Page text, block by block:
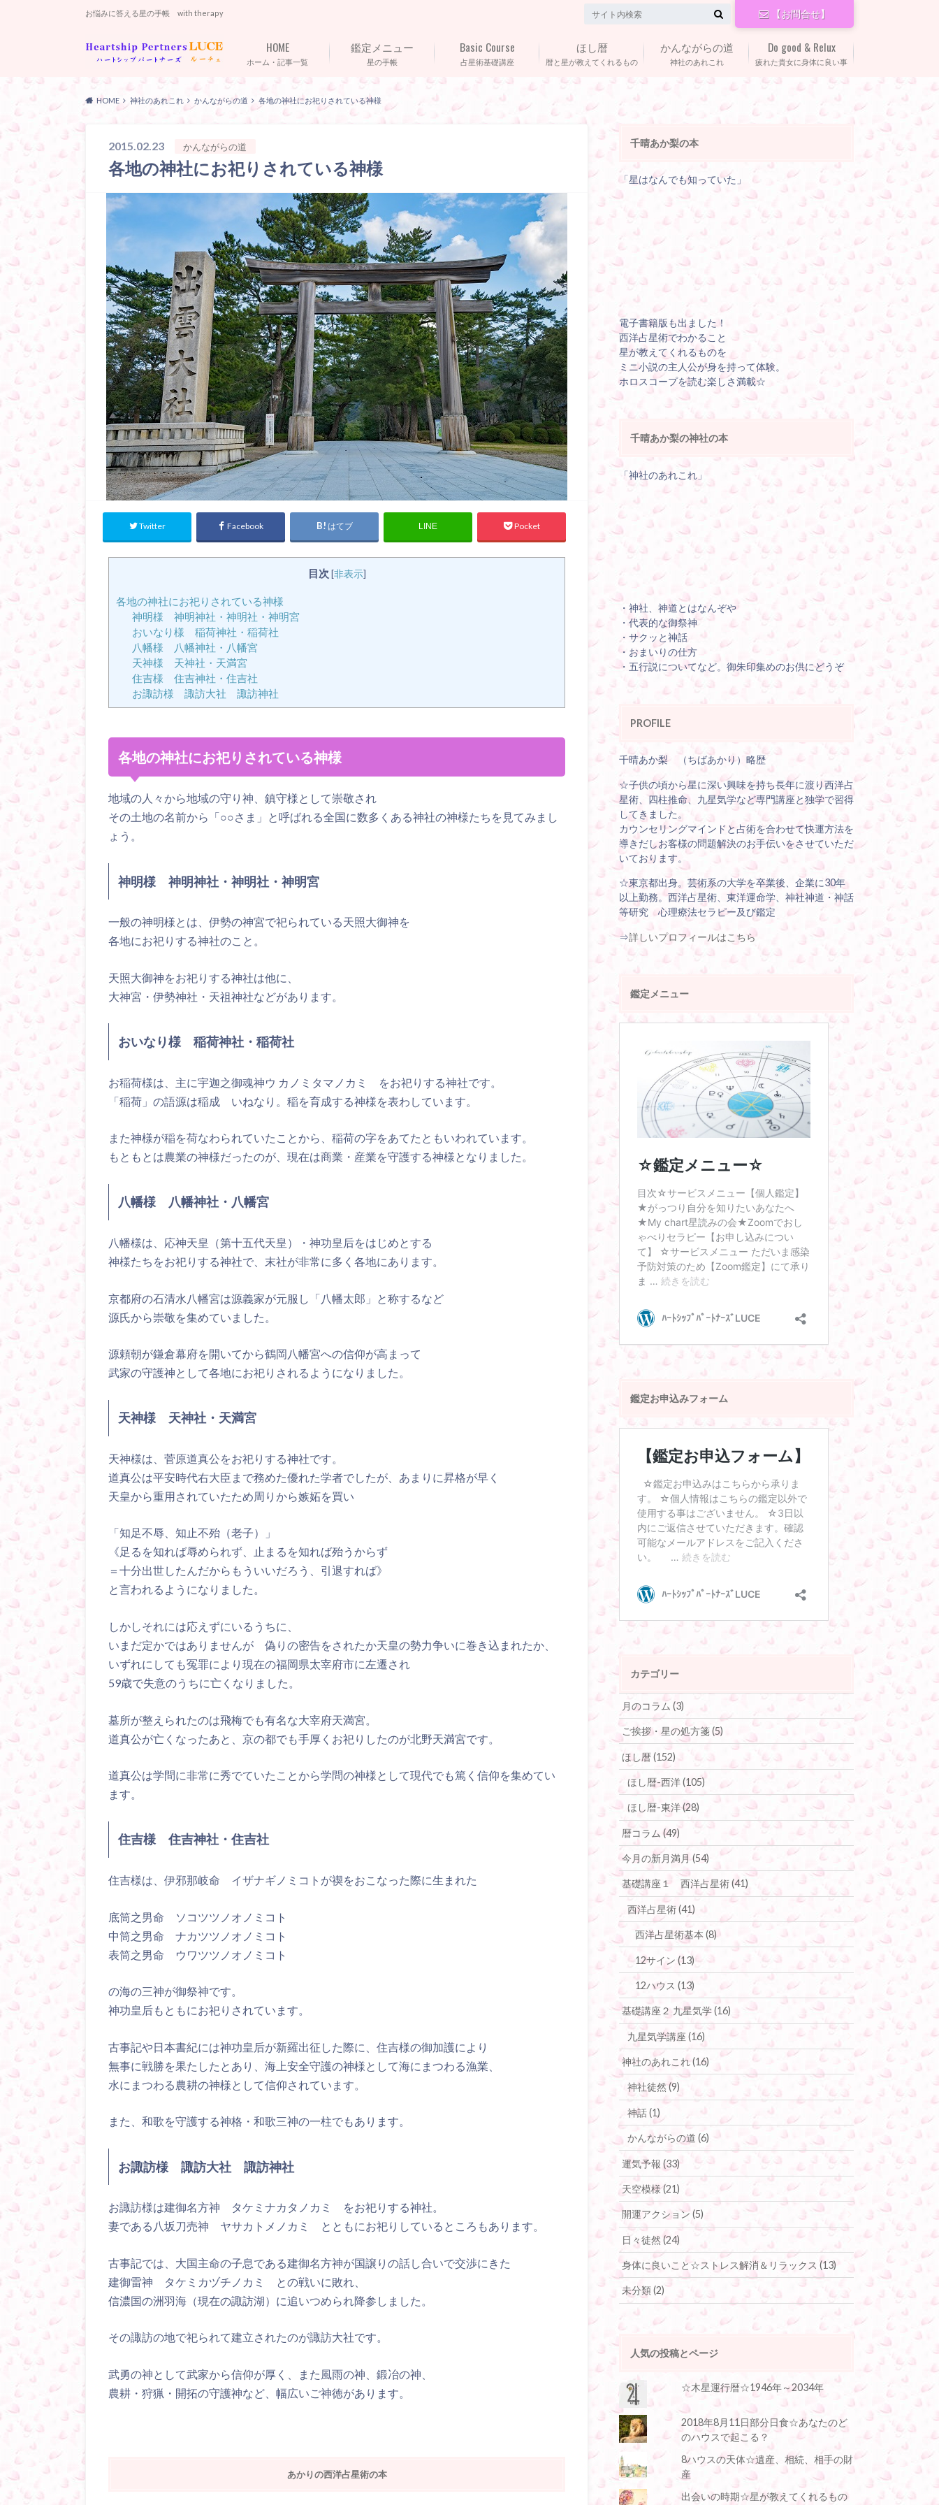
お悩みに答える星の手帳 with therapy 【お問合せ】
ホーム・記事一覧
HOME
星の手帳
鑑定メニュー
占星術基礎講座
Basic Course
暦と星が教えてくれるもの
ほし暦
神社のあれこれ
かんながらの道
疲れた貴女に身体に良い事
Do good & Relux
HOME 神社のあれこれ かんながらの道 各地の神社にお祀りされている神様
2015.02.23 かんながらの道
各地の神社にお祀りされている神様
Twitter Facebook はてブ LINE Pocket
目次 [非表示]
各地の神社にお祀りされている神様
神明様 神明神社・神明社・神明宮
おいなり様 稲荷神社・稲荷社
八幡様 八幡神社・八幡宮
天神様 天神社・天満宮
住吉様 住吉神社・住吉社
お諏訪様 諏訪大社 諏訪神社
各地の神社にお祀りされている神様
地域の人々から地域の守り神、鎮守様として崇敬され
その土地の名前から「○○さま」と呼ばれる全国に数多くある神社の神様たちを見てみまし
ょう。
神明様 神明神社・神明社・神明宮
一般の神明様とは、伊勢の神宮で祀られている天照大御神を
各地にお祀りする神社のこと。
天照大御神をお祀りする神社は他に、
大神宮・伊勢神社・天祖神社などがあります。
おいなり様 稲荷神社・稲荷社
お稲荷様は、主に宇迦之御魂神ウ カノミタマノカミ をお祀りする神社です。
「稲荷」の語源は稲成 いねなり。稲を育成する神様を表わしています。
また神様が稲を荷なわられていたことから、稲荷の字をあてたともいわれています。
もともとは農業の神様だったのが、現在は商業・産業を守護する神様となりました。
八幡様 八幡神社・八幡宮
八幡様は、応神天皇（第十五代天皇）・神功皇后をはじめとする
神様たちをお祀りする神社で、末社が非常に多く各地にあります。
京都府の石清水八幡宮は源義家が元服し「八幡太郎」と称するなど
源氏から崇敬を集めていました。
源頼朝が鎌倉幕府を開いてから鶴岡八幡宮への信仰が高まって
武家の守護神として各地にお祀りされるようになりました。
天神様 天神社・天満宮
天神様は、菅原道真公をお祀りする神社です。
道真公は平安時代右大臣まで務めた優れた学者でしたが、あまりに昇格が早く
天皇から重用されていたため周りから嫉妬を買い
「知足不辱、知止不殆（老子）」
《足るを知れば辱められず、止まるを知れば殆うからず
＝十分出世したんだからもういいだろう、引退すれば》
と言われるようになりました。
しかしそれには応えずにいるうちに、
いまだ定かではありませんが 偽りの密告をされたか天皇の勢力争いに巻き込まれたか、
いずれにしても冤罪により現在の福岡県太宰府市に左遷され
59歳で失意のうちに亡くなりました。
墓所が整えられたのは飛梅でも有名な大宰府天満宮。
道真公が亡くなったあと、京の都でも手厚くお祀りしたのが北野天満宮です。
道真公は学問に非常に秀でていたことから学問の神様として現代でも篤く信仰を集めてい
ます。
住吉様 住吉神社・住吉社
住吉様は、伊邪那岐命 イザナギノミコトが禊をおこなった際に生まれた
底筒之男命 ソコツツノオノミコト
中筒之男命 ナカツツノオノミコト
表筒之男命 ウワツツノオノミコト
の海の三神が御祭神です。
神功皇后もともにお祀りされています。
古事記や日本書紀には神功皇后が新羅出征した際に、住吉様の御加護により
無事に戦勝を果たしたとあり、海上安全守護の神様として海にまつわる漁業、
水にまつわる農耕の神様として信仰されています。
また、和歌を守護する神格・和歌三神の一柱でもあります。
お諏訪様 諏訪大社 諏訪神社
お諏訪様は建御名方神 タケミナカタノカミ をお祀りする神社。
妻である八坂刀売神 ヤサカトメノカミ とともにお祀りしているところもあります。
古事記では、大国主命の子息である建御名方神が国譲りの話し合いで交渉にきた
建御雷神 タケミカヅチノカミ との戦いに敗れ、
信濃国の洲羽海（現在の諏訪湖）に追いつめられ降参しました。
その諏訪の地で祀られて建立されたのが諏訪大社です。
武勇の神として武家から信仰が厚く、また風雨の神、鍛冶の神、
農耕・狩猟・開拓の守護神など、幅広いご神徳があります。
あかりの西洋占星術の本
千晴あか梨の本
「星はなんでも知っていた」
電子書籍版も出ました！
西洋占星術でわかること
星が教えてくれるものを
ミニ小説の主人公が身を持って体験。
ホロスコープを読む楽しさ満載☆
千晴あか梨の神社の本
「神社のあれこれ」
・神社、神道とはなんぞや
・代表的な御祭神
・サクッと神話
・おまいりの仕方
・五行説についてなど。御朱印集めのお供にどうぞ
PROFILE
千晴あか梨 （ちばあかり）略歴
☆子供の頃から星に深い興味を持ち長年に渡り西洋占
星術、四柱推命、九星気学など専門講座と独学で習得
してきました。
カウンセリングマインドと占術を合わせて快運方法を
導きだしお客様の問題解決のお手伝いをさせていただ
いております。
☆東京都出身。芸術系の大学を卒業後、企業に30年
以上勤務。西洋占星術、東洋運命学、神社神道・神話
等研究 心理療法セラピー及び鑑定
⇒詳しいプロフィールはこちら
鑑定メニュー
鑑定お申込みフォーム
カテゴリー
月のコラム(3)
ご挨拶・星の処方箋(5)
ほし暦(152)
ほし暦-西洋(105)
ほし暦-東洋(28)
暦コラム(49)
今月の新月満月(54)
基礎講座１ 西洋占星術(41)
西洋占星術(41)
西洋占星術基本(8)
12サイン(13)
12ハウス(13)
基礎講座２ 九星気学(16)
九星気学講座 (16)
神社のあれこれ(16)
神社徒然(9)
神話(1)
かんながらの道 (6)
運気予報(33)
天空模様(21)
開運アクション(5)
日々徒然(24)
身体に良いこと☆ストレス解消＆リラックス(13)
未分類(2)
人気の投稿とページ
☆木星運行暦☆1946年～2034年
2018年8月11日部分日食☆あなたのど
のハウスで起こる？
8ハウスの天体☆遺産、相続、相手の財
産
出会いの時期☆星が教えてくれるもの